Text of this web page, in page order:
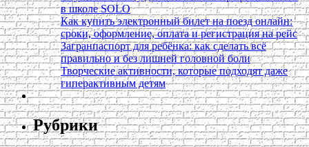
в школе SOLO
Как купить электронный билет на поезд онлайн:
сроки, оформление, оплата и регистрация на рейс
Загранпаспорт для ребёнка: как сделать всё
правильно и без лишней головной боли
Творческие активности, которые подходят даже
гиперактивным детям
Рубрики